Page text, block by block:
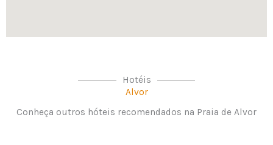
Hotéis
Alvor
Conheça outros hóteis recomendados na Praia de Alvor